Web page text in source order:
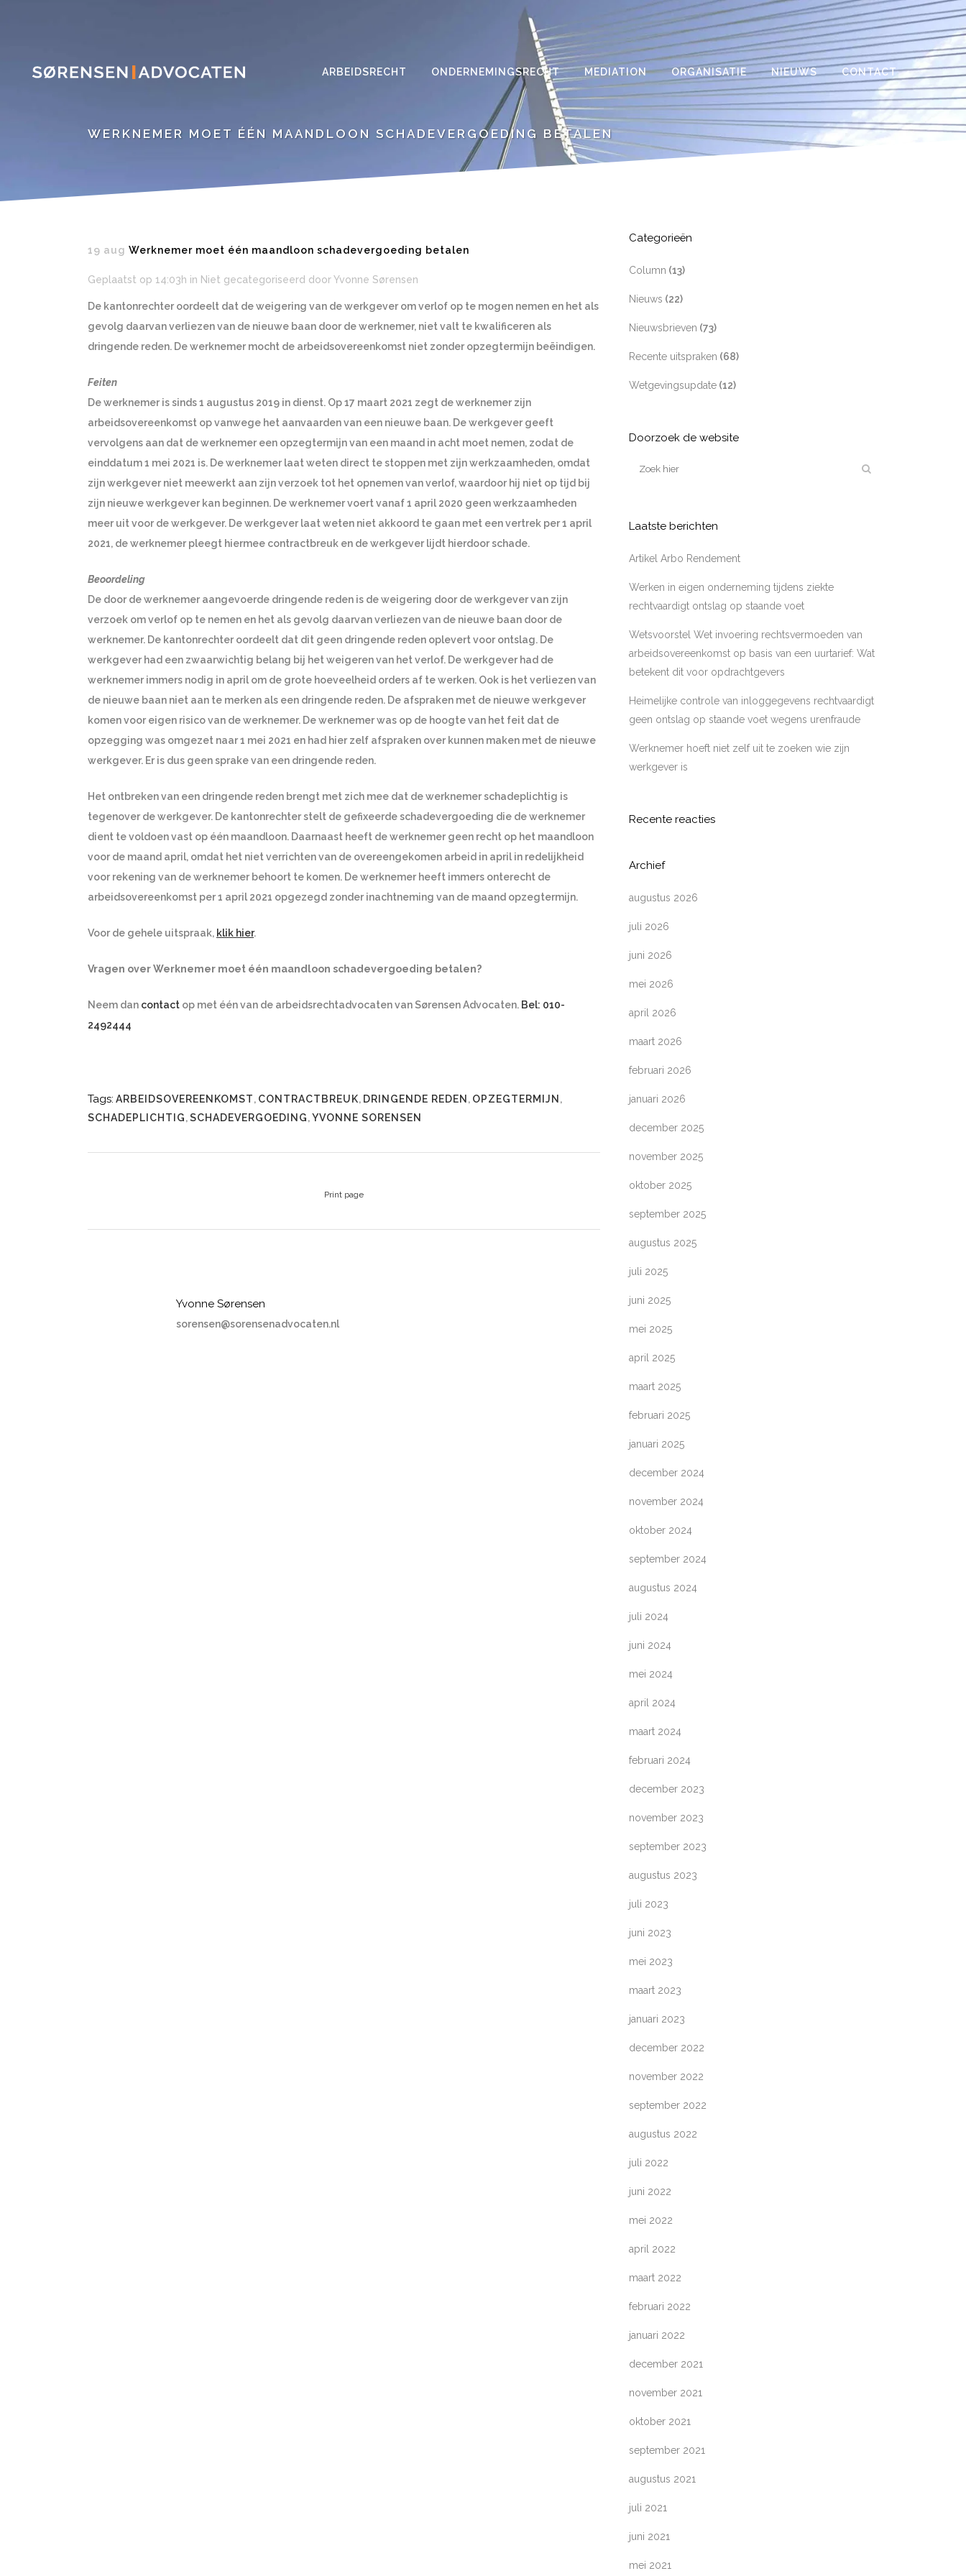
ARBEIDSRECHT ONDERNEMINGSRECHT MEDIATION ORGANISATIE NIEUWS CONTACT
WERKNEMER MOET ÉÉN MAANDLOON SCHADEVERGOEDING BETALEN
19 aug Werknemer moet één maandloon schadevergoeding betalen
Geplaatst op 14:03h in Niet gecategoriseerd doorYvonne Sørensen
De kantonrechter oordeelt dat de weigering van de werkgever om verlof op te mogen nemen en het als
gevolg daarvan verliezen van de nieuwe baan door de werknemer, niet valt te kwalificeren als
dringende reden. De werknemer mocht de arbeidsovereenkomst niet zonder opzegtermijn beëindigen.
Feiten
De werknemer is sinds 1 augustus 2019 in dienst. Op 17 maart 2021 zegt de werknemer zijn
arbeidsovereenkomst op vanwege het aanvaarden van een nieuwe baan. De werkgever geeft
vervolgens aan dat de werknemer een opzegtermijn van een maand in acht moet nemen, zodat de
einddatum 1 mei 2021 is. De werknemer laat weten direct te stoppen met zijn werkzaamheden, omdat
zijn werkgever niet meewerkt aan zijn verzoek tot het opnemen van verlof, waardoor hij niet op tijd bij
zijn nieuwe werkgever kan beginnen. De werknemer voert vanaf 1 april 2020 geen werkzaamheden
meer uit voor de werkgever. De werkgever laat weten niet akkoord te gaan met een vertrek per 1 april
2021, de werknemer pleegt hiermee contractbreuk en de werkgever lijdt hierdoor schade.
Beoordeling
De door de werknemer aangevoerde dringende reden is de weigering door de werkgever van zijn
verzoek om verlof op te nemen en het als gevolg daarvan verliezen van de nieuwe baan door de
werknemer. De kantonrechter oordeelt dat dit geen dringende reden oplevert voor ontslag. De
werkgever had een zwaarwichtig belang bij het weigeren van het verlof. De werkgever had de
werknemer immers nodig in april om de grote hoeveelheid orders af te werken. Ook is het verliezen van
de nieuwe baan niet aan te merken als een dringende reden. De afspraken met de nieuwe werkgever
komen voor eigen risico van de werknemer. De werknemer was op de hoogte van het feit dat de
opzegging was omgezet naar 1 mei 2021 en had hier zelf afspraken over kunnen maken met de nieuwe
werkgever. Er is dus geen sprake van een dringende reden.
Het ontbreken van een dringende reden brengt met zich mee dat de werknemer schadeplichtig is
tegenover de werkgever. De kantonrechter stelt de gefixeerde schadevergoeding die de werknemer
dient te voldoen vast op één maandloon. Daarnaast heeft de werknemer geen recht op het maandloon
voor de maand april, omdat het niet verrichten van de overeengekomen arbeid in april in redelijkheid
voor rekening van de werknemer behoort te komen. De werknemer heeft immers onterecht de
arbeidsovereenkomst per 1 april 2021 opgezegd zonder inachtneming van de maand opzegtermijn.
Voor de gehele uitspraak, klik hier.
Vragen over Werknemer moet één maandloon schadevergoeding betalen?
Neem dan contact op met één van de arbeidsrechtadvocaten van Sørensen Advocaten. Bel: 010-
2492444
Tags: ARBEIDSOVEREENKOMST, CONTRACTBREUK, DRINGENDE REDEN , OPZEGTERMIJN ,
SCHADEPLICHTIG,SCHADEVERGOEDING,YVONNE SORENSEN
Print page
Yvonne Sørensen
sorensen@sorensenadvocaten.nl
Categorieën
Column (13)
Nieuws (22)
Nieuwsbrieven (73)
Recente uitspraken (68)
Wetgevingsupdate (12)
Doorzoek de website
Laatste berichten
Artikel Arbo Rendement
Werken in eigen onderneming tijdens ziekte
rechtvaardigt ontslag op staande voet
Wetsvoorstel Wet invoering rechtsvermoeden van
arbeidsovereenkomst op basis van een uurtarief: Wat
betekent dit voor opdrachtgevers
Heimelijke controle van inloggegevens rechtvaardigt
geen ontslag op staande voet wegens urenfraude
Werknemer hoeft niet zelf uit te zoeken wie zijn
werkgever is
Recente reacties
Archief
augustus 2026
juli 2026
juni 2026
mei 2026
april 2026
maart 2026
februari 2026
januari 2026
december 2025
november 2025
oktober 2025
september 2025
augustus 2025
juli 2025
juni 2025
mei 2025
april 2025
maart 2025
februari 2025
januari 2025
december 2024
november 2024
oktober 2024
september 2024
augustus 2024
juli 2024
juni 2024
mei 2024
april 2024
maart 2024
februari 2024
december 2023
november 2023
september 2023
augustus 2023
juli 2023
juni 2023
mei 2023
maart 2023
januari 2023
december 2022
november 2022
september 2022
augustus 2022
juli 2022
juni 2022
mei 2022
april 2022
maart 2022
februari 2022
januari 2022
december 2021
november 2021
oktober 2021
september 2021
augustus 2021
juli 2021
juni 2021
mei 2021